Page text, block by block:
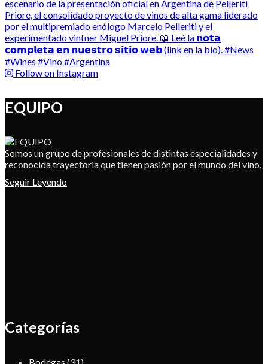
Follow on Instagram
EQUIPO
Somos un grupo de profesionales de distintas especialidades y
reconocida trayectoria que tienen pasión por el mundo del vino.
Seguir Leyendo
Categorías
Bodegas (31)